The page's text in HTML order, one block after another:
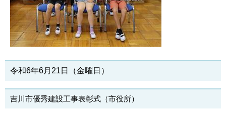
令和6年6月21日（金曜日）
吉川市優秀建設工事表彰式（市役所）